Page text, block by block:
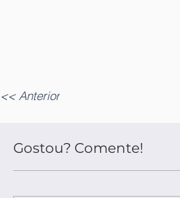
<< Anterior
Gostou? Comente!